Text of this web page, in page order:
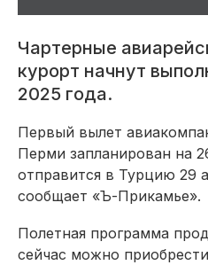
Чартерные
курорт начнут
2025 года.
Первый вылет
Перми запланирован на
отправится в Турцию 29
сообщает «Ъ-Прикамье».
Полетная программа
сейчас можно